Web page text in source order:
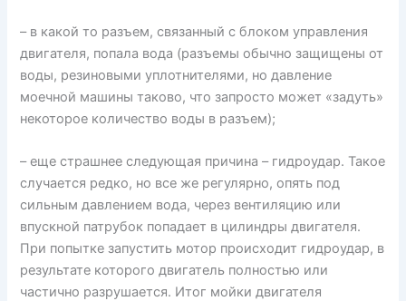
– в какой то разъем, связанный с блоком управления
двигателя, попала вода (разъемы обычно защищены от
воды, резиновыми уплотнителями, но давление
моечной машины таково, что запросто может «задуть»
некоторое количество воды в разъем);
– еще страшнее следующая причина – гидроудар. Такое
случается редко, но все же регулярно, опять под
сильным давлением вода, через вентиляцию или
впускной патрубок попадает в цилиндры двигателя.
При попытке запустить мотор происходит гидроудар, в
результате которого двигатель полностью или
частично разрушается. Итог мойки двигателя